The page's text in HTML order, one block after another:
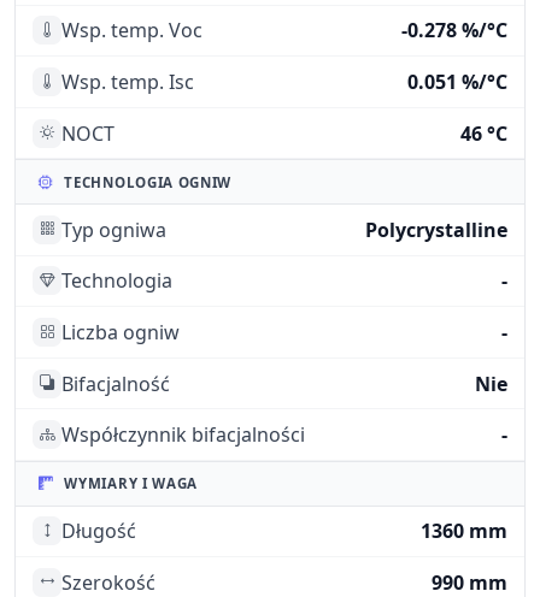
Wsp. temp. Voc
-0.278 %/°C
Wsp. temp. Isc
0.051 %/°C
NOCT
46 °C
TECHNOLOGIA OGNIW
Typ ogniwa
Polycrystalline
Technologia
-
Liczba ogniw
-
Bifacjalność
Nie
Współczynnik bifacjalności
-
WYMIARY I WAGA
Długość
1360 mm
Szerokość
990 mm